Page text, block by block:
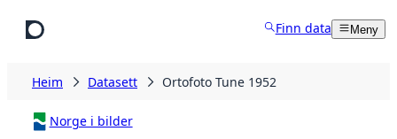
Finn data Meny
Heim Datasett Ortofoto Tune 1952
Norge i bilder